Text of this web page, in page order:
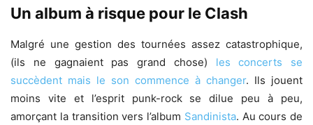
Un album à risque pour le Clash
Malgré une gestion des tournées assez catastrophique,
(ils ne gagnaient pas grand chose) les concerts se
succèdent mais le son commence à changer. Ils jouent
moins vite et l’esprit punk-rock se dilue peu à peu,
amorçant la transition vers l’album Sandinista. Au cours de